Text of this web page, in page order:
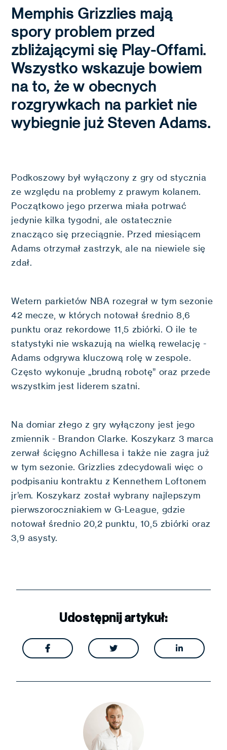
Memphis Grizzlies mają
spory problem przed
zbliżającymi się Play-Offami.
Wszystko wskazuje bowiem
na to, że w obecnych
rozgrywkach na parkiet nie
wybiegnie już Steven Adams.
Podkoszowy był wyłączony z gry od stycznia
ze względu na problemy z prawym kolanem.
Początkowo jego przerwa miała potrwać
jedynie kilka tygodni, ale ostatecznie
znacząco się przeciągnie. Przed miesiącem
Adams otrzymał zastrzyk, ale na niewiele się
zdał.
Wetern parkietów NBA rozegrał w tym sezonie
42 mecze, w których notował średnio 8,6
punktu oraz rekordowe 11,5 zbiórki. O ile te
statystyki nie wskazują na wielką rewelację -
Adams odgrywa kluczową rolę w zespole.
Często wykonuje „brudną robotę” oraz przede
wszystkim jest liderem szatni.
Na domiar złego z gry wyłączony jest jego
zmiennik - Brandon Clarke. Koszykarz 3 marca
zerwał ścięgno Achillesa i także nie zagra już
w tym sezonie. Grizzlies zdecydowali więc o
podpisaniu kontraktu z Kennethem Loftonem
jr’em. Koszykarz został wybrany najlepszym
pierwszoroczniakiem w G-League, gdzie
notował średnio 20,2 punktu, 10,5 zbiórki oraz
3,9 asysty.
Udostępnij artykuł:
  